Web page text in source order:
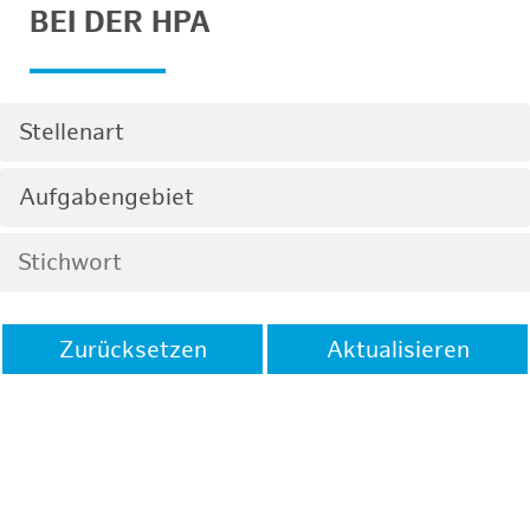
BEI DER HPA
Stellenart
Aufgabengebiet
Zurücksetzen Aktualisieren